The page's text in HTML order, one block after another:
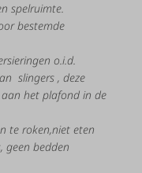
spelruimte.
bestemde
o.i.d.
slingers , deze
n het plafond in de
te roken,niet eten
geen bedden